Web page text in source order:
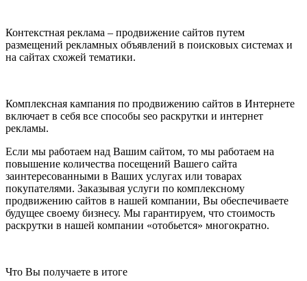
Контекстная реклама – продвижение сайтов путем
размещений рекламных объявлений в поисковых системах и
на сайтах схожей тематики.
Комплексная кампания по продвижению сайтов в Интернете
включает в себя все способы seo раскрутки и интернет
рекламы.
Если мы работаем над Вашим сайтом, то мы работаем на
повышение количества посещений Вашего сайта
заинтересованными в Ваших услугах или товарах
покупателями. Заказывая услуги по комплексному
продвижению сайтов в нашей компании, Вы обеспечиваете
будущее своему бизнесу. Мы гарантируем, что стоимость
раскрутки в нашей компании «отобьется» многократно.
Что Вы получаете в итоге